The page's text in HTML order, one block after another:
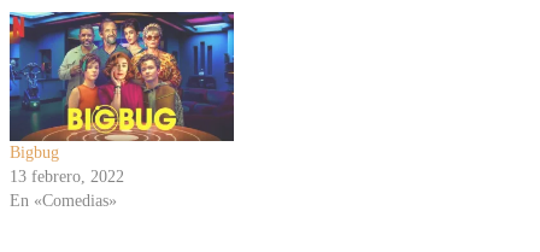
Bigbug
13 febrero, 2022
En «Comedias»